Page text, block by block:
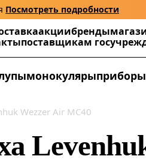
Посмотреть подробности
акциибренды
поставщикам
монокуляры
Wezzer Air MC40